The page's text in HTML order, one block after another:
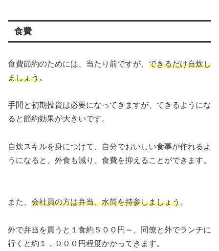
食費
食費節約のためには、当たり前ですが、 できるだけ自炊し
ましょう。
手間と初期投資は必要になってきますが、できるようにな
ると節約効果が大きいです。
自炊スキルを身につけて、自分でおいしい食事が作れるよ
うになると、外食も減り、食費を抑えることができます。
また、 会社員の方は弁当、水筒を持参しましょう。
外で弁当を買うと１食約５００円～、同僚と外でランチに
行くと約１，０００円程度かかってきます。